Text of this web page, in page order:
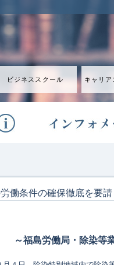
ビジネススクール キャリア
働条件の確保徹底を要請
～福島労働局・除染等